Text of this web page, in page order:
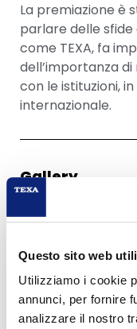
Questo sito web
Utilizziamo i cookie
annunci, per fornire
analizzare il nostro
La premiazione è
parlare delle
come TEXA, fa
dell’importanza
con le istituzioni,
internazionale.
Gallery